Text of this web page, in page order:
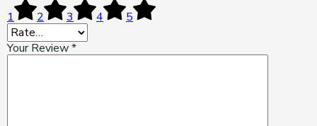
1
2 3 4
5
Your Review*